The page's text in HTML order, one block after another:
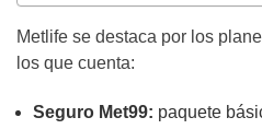
Metlife se destaca por los
los que cuenta:
Seguro Met99: paquete